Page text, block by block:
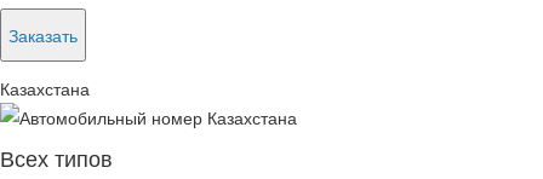
Заказать
Казахстана
Всех типов